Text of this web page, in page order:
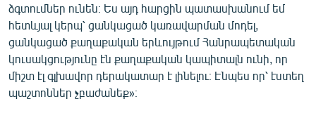
ձգտումներ ունեն։ Ես այդ հարցին պատասխանում եմ
հետևյալ կերպ՝ ցանկացած կառավարման մոդել,
ցանկացած քաղաքական երևույթում Հանրապետական
կուսակցությունը էն քաղաքական կապիտալն ունի, որ
միշտ էլ գլխավոր դերակատար է լինելու։ Էնպես որ՝ էստեղ
պաշտոններ չբաժանեք»։